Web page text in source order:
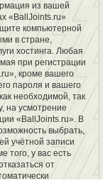
из вашей
«BallJoints.ru»
компьютерной
в стране,
хостинга. Любая
при регистрации
кроме вашего
пароля и вашего
необходимой, так
на усмотрение
«BallJoints.ru». В
выбрать,
учётной записи
того, у вас есть
от